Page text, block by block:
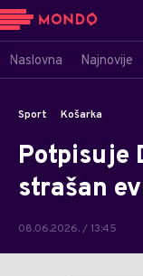
Naslovna Najnovije
Sport Košarka
Potpisuje
strašan
08.06.2026. / 13:45